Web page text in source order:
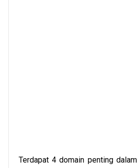
Terdapat 4 domain penting